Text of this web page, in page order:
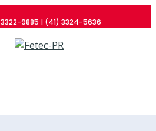
9885 | (41) 3324-5636